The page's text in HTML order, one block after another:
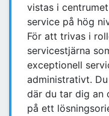
vistas i
service på hög
För att trivas i
servicestjärna
exceptionell
administrativt.
där du tar dig an
på ett